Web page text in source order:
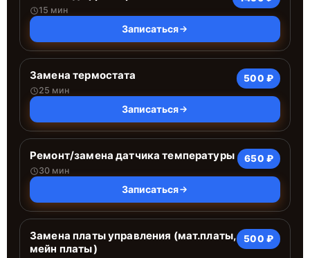
15 мин
Записаться
Замена термостата
25 мин
500 ₽
Записаться
Ремонт/замена датчика температуры
30 мин
650 ₽
Записаться
Замена платы управления (мат.платы,
мейн платы)
500 ₽